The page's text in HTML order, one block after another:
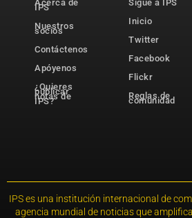
Acerca de
IPS
Nuestros
socios
Contáctenos
Apóyenos
¿Quieres
publicar
notas de
IPS?
Sigue a IPS
Inicio
Twitter
Facebook
Flickr
Reglas de
comunidad
IPS es una institución internacional de
agencia mundial de noticias que